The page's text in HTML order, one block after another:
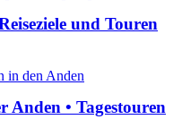
und Touren
Anden • Tagestouren